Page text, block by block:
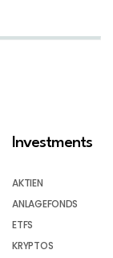
Investments
AKTIEN
ANLAGEFONDS
ETFS
KRYPTOS